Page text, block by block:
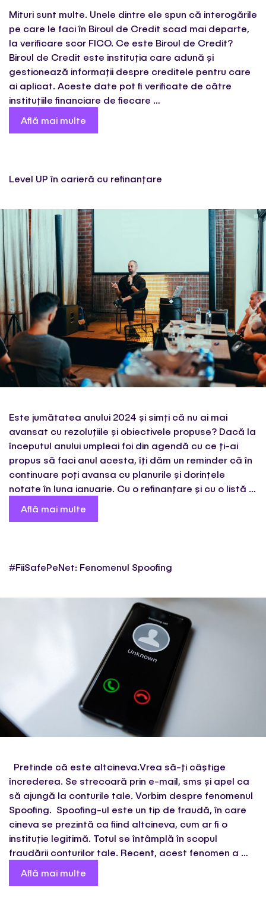
Mituri sunt multe. Unele dintre ele spun că interogările
pe care le faci în Biroul de Credit scad mai departe,
la verificare scor FICO. Ce este Biroul de Credit?
Biroul de Credit este instituția care adună și
gestionează informații despre creditele pentru care
ai aplicat. Aceste date pot fi verificate de către
instituțiile financiare de fiecare …
Află mai multe
Level UP în carieră cu refinanțare
Este jumătatea anului 2024 și simți că nu ai mai
avansat cu rezoluțiile și obiectivele propuse? Dacă la
începutul anului umpleai foi din agendă cu ce ți-ai
propus să faci anul acesta, îți dăm un reminder că în
continuare poți avansa cu planurile și dorințele
notate în luna ianuarie. Cu o refinanțare și cu o listă …
Află mai multe
#FiiSafePeNet: Fenomenul Spoofing
Pretinde că este altcineva.Vrea să-ți câștige
încrederea. Se strecoară prin e-mail, sms și apel ca
să ajungă la conturile tale. Vorbim despre fenomenul
Spoofing. Spoofing-ul este un tip de fraudă, în care
cineva se prezintă ca fiind altcineva, cum ar fi o
instituție legitimă. Totul se întâmplă în scopul
fraudării conturilor tale. Recent, acest fenomen a …
Află mai multe